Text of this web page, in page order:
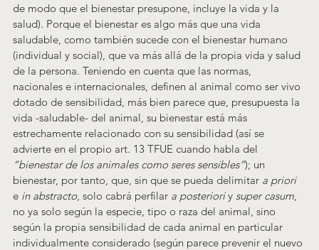
de modo que el bienestar presupone, incluye la vida y la
salud). Porque el bienestar es algo más que una vida
saludable, como también sucede con el bienestar humano
(individual y social), que va más allá de la propia vida y salud
de la persona. Teniendo en cuenta que las normas,
nacionales e internacionales, definen al animal como ser vivo
dotado de sensibilidad, más bien parece que, presupuesta la
vida -saludable- del animal, su bienestar está más
estrechamente relacionado con su sensibilidad (así se
advierte en el propio art. 13 TFUE cuando habla del
“bienestar de los animales como seres sensibles”); un
bienestar, por tanto, que, sin que se pueda delimitar a priori
e in abstracto , solo cabrá perfilar a posteriori y super casum
no ya solo según la especie, tipo o raza del animal, sino
según la propia sensibilidad de cada animal en particular
individualmente considerado (según parece prevenir el nuevo